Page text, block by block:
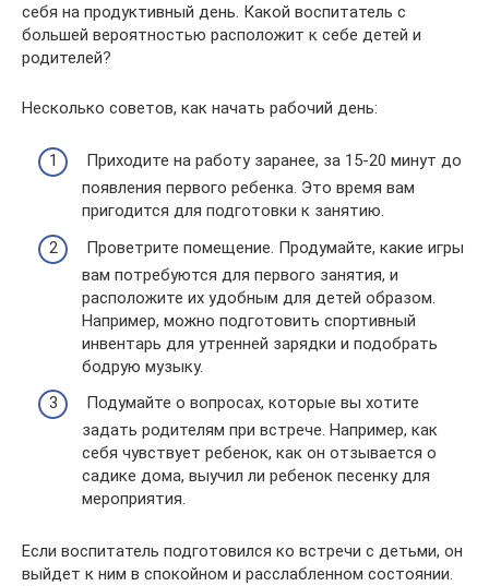
себя на продуктивный день. Какой воспитатель с
большей вероятностью расположит к себе детей и
родителей?
Несколько советов, как начать рабочий день:
Приходите на работу заранее, за 15-20 минут до
появления первого ребенка. Это время вам
пригодится для подготовки к занятию.
Проветрите помещение. Продумайте, какие игры
вам потребуются для первого занятия, и
расположите их удобным для детей образом.
Например, можно подготовить спортивный
инвентарь для утренней зарядки и подобрать
бодрую музыку.
Подумайте о вопросах, которые вы хотите
задать родителям при встрече. Например, как
себя чувствует ребенок, как он отзывается о
садике дома, выучил ли ребенок песенку для
мероприятия.
Если воспитатель подготовился ко встречи с детьми, он
выйдет к ним в спокойном и расслабленном состоянии.